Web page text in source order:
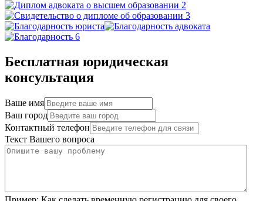
Бесплатная юридическая
консультация
Ваше имя
Ваш город
Контактный телефон
Текст Вашего вопроса